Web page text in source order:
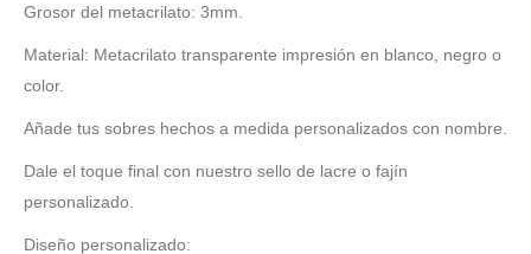
Grosor del metacrilato: 3mm.
Material: Metacrilato transparente impresión en blanco, negro o
color.
Añade tus sobres hechos a medida personalizados con nombre.
Dale el toque final con nuestro sello de lacre o fajín
personalizado.
Diseño personalizado: